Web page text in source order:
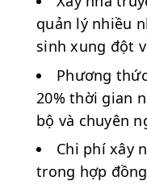
quản lý nhiều
sinh xung đột
Phương
20% thời gian
bộ và chuyên
Chi phí xây
trong hợp